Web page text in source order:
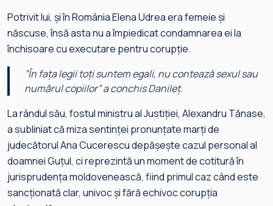
Potrivit lui, și în România Elena Udrea era femeie și
născuse, însă asta nu a împiedicat condamnarea ei la
închisoare cu executare pentru corupție.
”În fața legii toți suntem egali, nu contează sexul sau
numărul copiilor” a conchis Danileț.
La rândul său, fostul ministru al Justiției, Alexandru Tănase,
a subliniat că miza sentinței pronunțate marți de
judecătorul Ana Cucerescu depășește cazul personal al
doamnei Guțul, ci reprezintă un moment de cotitură în
jurisprudența moldovenească, fiind primul caz când este
sancționată clar, univoc și fără echivoc corupția